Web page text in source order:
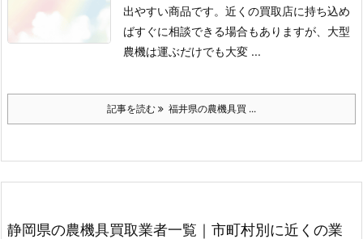
出やすい商品です。 近くの買取店に持ち込め
ばすぐに相談できる場合もありますが、大型
農機は運ぶだけでも大変 ...
記事を読む 福井県の農機具買 ...
静岡県の農機具買取業者一覧｜市町村別に近くの業